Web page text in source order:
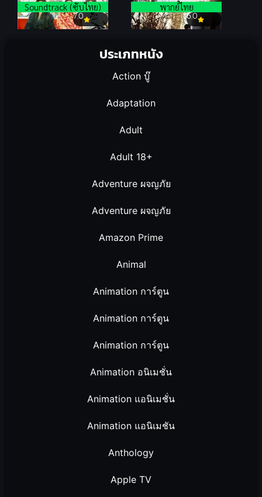
ประเภทหนัง
Action บู๊
Adaptation
Adult
Adult 18+
Adventure ผจญภัย
Adventure ผจญภัย
Amazon Prime
Animal
Animation การ์ตูน
Animation การ์ตูน
Animation การ์ตูน
Animation อนิเมชั่น
Animation แอนิเมชั่น
Animation แอนิเมชัน
Anthology
Apple TV
7.0
Soundtrack (ซับไทย)
6.0
พากย์ไทย